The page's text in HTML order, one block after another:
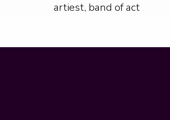
artiest, band of act